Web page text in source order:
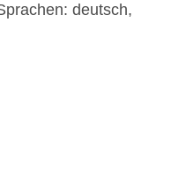
Rasenplatz: ca.
deutsch,